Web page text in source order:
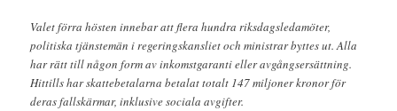
Valet förra hösten innebar att flera hundra riksdagsledamöter,
politiska tjänstemän i regeringskansliet och ministrar byttes ut. Alla
har rätt till någon form av inkomstgaranti eller avgångsersättning.
Hittills har skattebetalarna betalat totalt 147 miljoner kronor för
deras fallskärmar, inklusive sociala avgifter.